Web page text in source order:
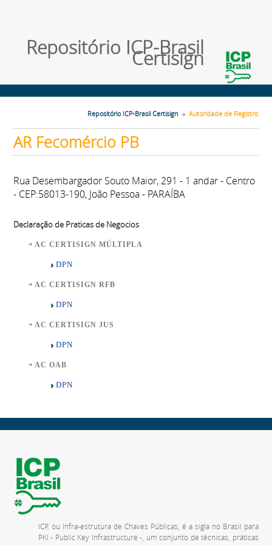
Repositório ICP-Brasil
Certisign
Repositório ICP-Brasil Certisign Autoridade de Registro
AR Fecomércio PB
Rua Desembargador Souto Maior, 291 - 1 andar - Centro
- CEP:58013-190, João Pessoa - PARAÍBA
Declaração de Praticas de Negocios
AC CERTISIGN MÚLTIPLA
DPN
AC CERTISIGN RFB
DPN
AC CERTISIGN JUS
DPN
AC OAB
DPN
ICP, ou Infra-estrutura de Chaves Públicas, é a sigla no Brasil para
PKI - Public Key Infrastructure -, um conjunto de técnicas, práticas